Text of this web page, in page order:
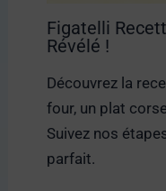
Figatelli
Révélé !
Découvrez la
four, un plat
Suivez nos
parfait.